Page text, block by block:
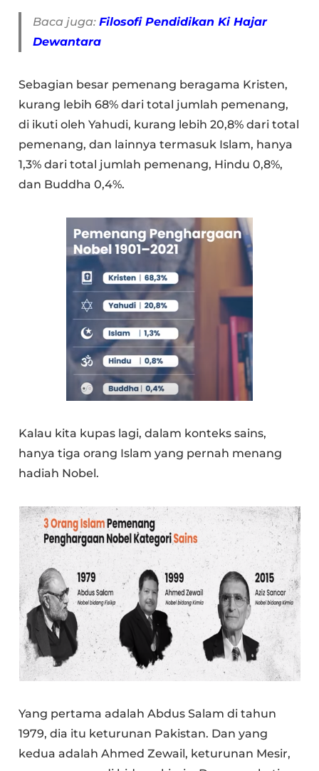
Baca juga:Filosofi Pendidikan Ki Hajar
Dewantara
Sebagian besar pemenang beragama Kristen,
kurang lebih 68% dari total jumlah pemenang,
di ikuti oleh Yahudi, kurang lebih 20,8% dari total
pemenang, dan lainnya termasuk Islam, hanya
1,3% dari total jumlah pemenang, Hindu 0,8%,
dan Buddha 0,4%.
Kalau kita kupas lagi, dalam konteks sains,
hanya tiga orang Islam yang pernah menang
hadiah Nobel.
Yang pertama adalah Abdus Salam di tahun
1979, dia itu keturunan Pakistan. Dan yang
kedua adalah Ahmed Zewail, keturunan Mesir,